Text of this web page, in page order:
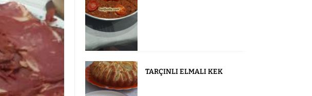
TARÇINLI ELMALI KEK